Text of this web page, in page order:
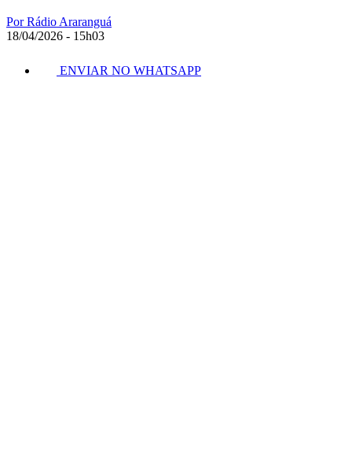
Por Rádio Araranguá
18/04/2026 - 15h03
ENVIAR NO WHATSAPP